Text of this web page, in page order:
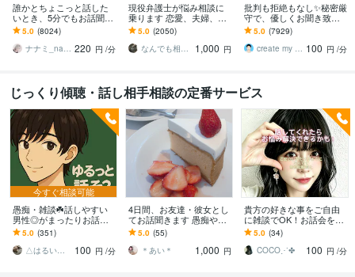
誰かとちょこっと話した
いとき、5分でもお話聞き
ます 疲れた～、でもカウ
ンセリングじゃない、な
んとなく雑談聞いて～
5.0 (8024)
ナナミ_nanami 220 円 /分
現役弁護士が悩み相談に
乗ります 恋愛、夫婦、学
校、会社、お金，単なる
愚痴など何でもOK！
5.0 (2050)
なんでも相談員
1,000 円
批判も拒絶もなし✨秘密厳
守で、優しくお聞き致し
ます ✨お試し１分から✨
違うかな？と思ったら途
中で切って構いません
5.0 (7929)
create my life 100 円 /分
じっくり傾聴・話し相手相談の定番サービス
今すぐ相談可能
愚痴・雑談☘️話しやすい
男性◎がまったりお話し
ます 声のサンプル有▶️気
分転換／寂しい時とかに
使える男です✨
5.0 (351)
△はるいち△
100 円 /分
4日間、お友達・彼女とし
てお話聞きます 愚痴やご
相談、暇つぶしでも◎楽
しくお話ししましょう＊
5.0 (55)
＊あい＊
1,000 円
貴方の好きな事をご自由
に雑談でOK！お話会をし
ます 傾聴＆癒し★秘めた
お気持ちを受け止めて、
お相手いたします。
5.0 (34)
COCO⋰✤
100 円 /分